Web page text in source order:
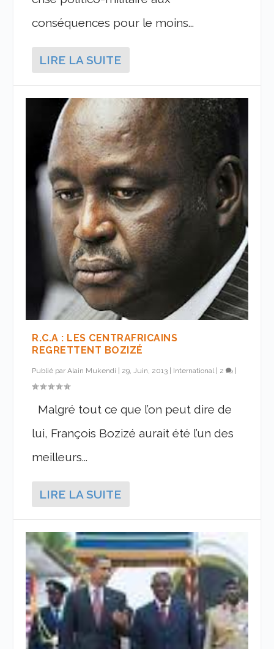
conséquences pour le moins...
LIRE LA SUITE
R.C.A : LES CENTRAFRICAINS
REGRETTENT BOZIZÉ
Publié parAlain Mukendi 29, Juin, 2013 International| 2
Malgré tout ce que l’on peut dire de
lui, François Bozizé aurait été l’un des
meilleurs...
LIRE LA SUITE